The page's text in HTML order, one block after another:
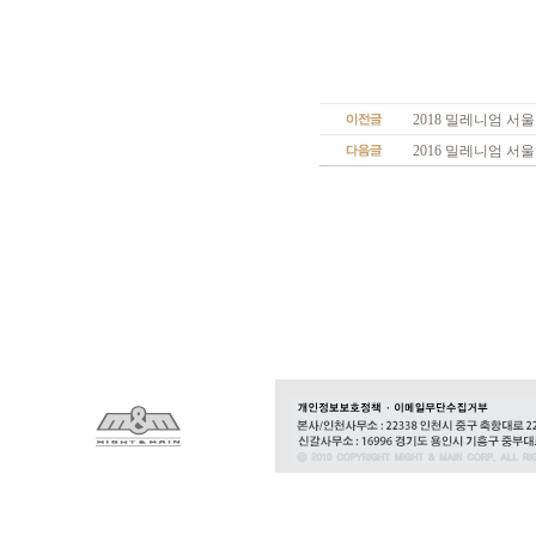
2018 밀레니엄 서
2016 밀레니엄 서